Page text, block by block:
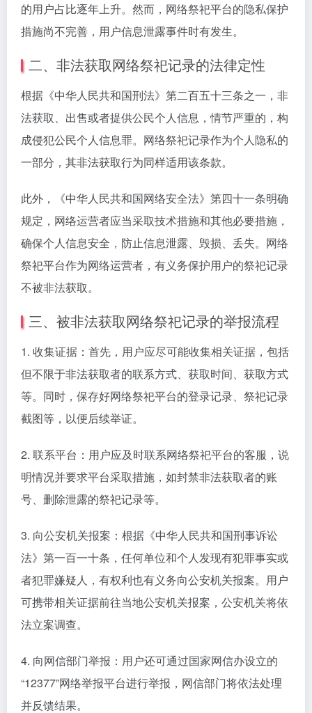
的用户占比逐年上升。然而，网络祭祀平台的隐私保护
措施尚不完善，用户信息泄露事件时有发生。
二、非法获取网络祭祀记录的法律定性
根据《中华人民共和国刑法》第二百五十三条之一，非
法获取、出售或者提供公民个人信息，情节严重的，构
成侵犯公民个人信息罪。网络祭祀记录作为个人隐私的
一部分，其非法获取行为同样适用该条款。
此外，《中华人民共和国网络安全法》第四十一条明确
规定，网络运营者应当采取技术措施和其他必要措施，
确保个人信息安全，防止信息泄露、毁损、丢失。网络
祭祀平台作为网络运营者，有义务保护用户的祭祀记录
不被非法获取。
三、被非法获取网络祭祀记录的举报流程
1. 收集证据：首先，用户应尽可能收集相关证据，包括
但不限于非法获取者的联系方式、获取时间、获取方式
等。同时，保存好网络祭祀平台的登录记录、祭祀记录
截图等，以便后续举证。
2. 联系平台：用户应及时联系网络祭祀平台的客服，说
明情况并要求平台采取措施，如封禁非法获取者的账
号、删除泄露的祭祀记录等。
3. 向公安机关报案：根据《中华人民共和国刑事诉讼
法》第一百一十条，任何单位和个人发现有犯罪事实或
者犯罪嫌疑人，有权利也有义务向公安机关报案。用户
可携带相关证据前往当地公安机关报案，公安机关将依
法立案调查。
4. 向网信部门举报：用户还可通过国家网信办设立的
“12377”网络举报平台进行举报，网信部门将依法处理
并反馈结果。